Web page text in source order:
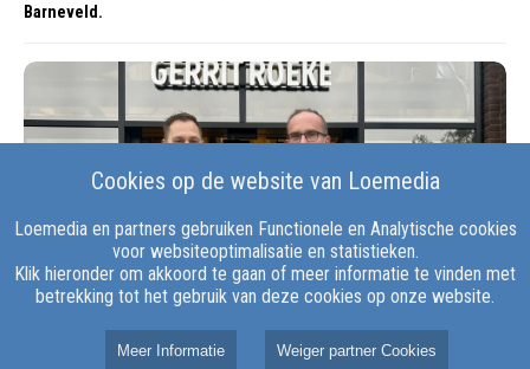
Barneveld.
Jumbo Gerrit Roeke mooiste supermarkt van
Cookies op de website van Loemedia
Loemedia en partners gebruiken Functionele en Analytische cookies
voor websiteoptimalisatie en statistieken.
Klik hieronder om akkoord te gaan of meer informatie te vinden met
betrekking tot het gebruik van deze cookies op onze website.
Meer Informatie Weiger partner Cookies